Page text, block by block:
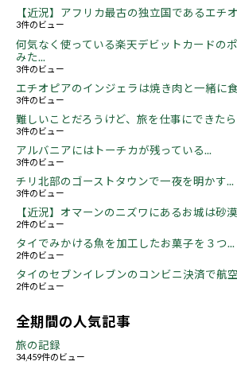
【近況】アフリカ最古の独立国であるエチ
3件のビュー
何気なく使っている楽天デビットカードの
みた...
3件のビュー
エチオピアのインジェラは焼き肉と一緒に
3件のビュー
難しいことだろうけど、旅を仕事にできた
3件のビュー
アルバニアにはトーチカが残っている...
3件のビュー
チリ北部のゴーストタウンで一夜を明かす...
3件のビュー
【近況】オマーンのニズワにあるお城は砂
2件のビュー
タイでみかける魚を加工したお菓子を３つ...
2件のビュー
タイのセブンイレブンのコンビニ決済で航
2件のビュー
全期間の人気記事
旅の記録
34,459件のビュー